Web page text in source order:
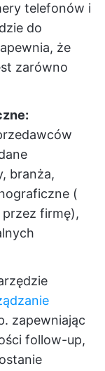
telefonów i
do
że
zarówno
branża,
(
firmę),
zapewniając
follow-up,